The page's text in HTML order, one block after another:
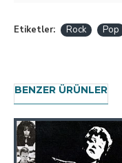
Etiketler: Rock Pop
BENZER ÜRÜNLER